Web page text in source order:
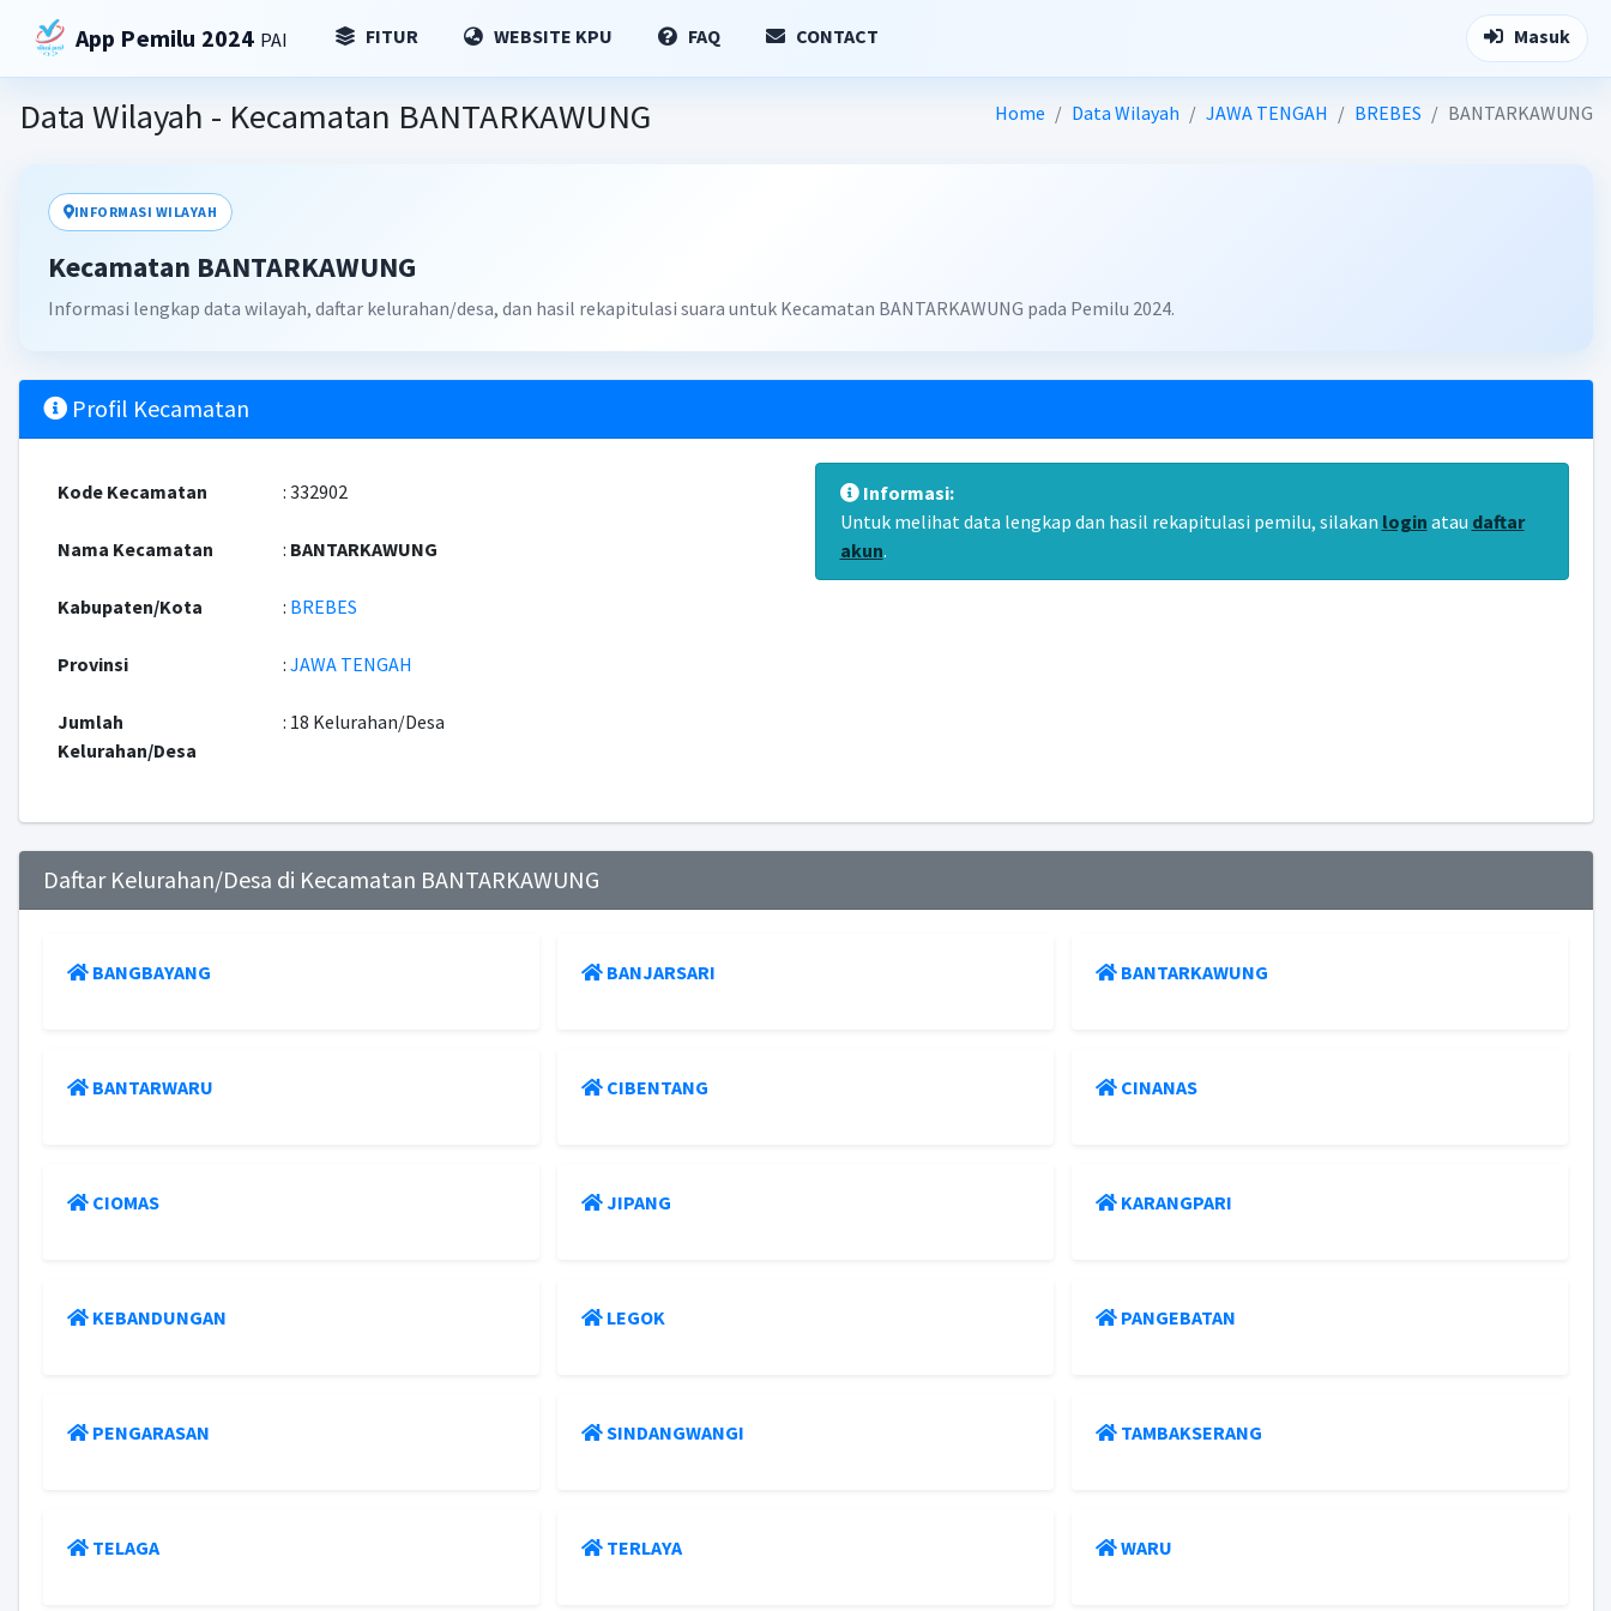
App Pemilu 2024 PAI FITUR WEBSITE KPU FAQ CONTACT Masuk
Data Wilayah - Kecamatan BANTARKAWUNG Home Data Wilayah JAWA TENGAH BREBES BANTARKAWUNG
INFORMASI WILAYAH
Kecamatan BANTARKAWUNG
Informasi lengkap data wilayah, daftar kelurahan/desa, dan hasil rekapitulasi suara untuk Kecamatan BANTARKAWUNG pada Pemilu 2024.
Profil Kecamatan
Kode Kecamatan : 332902
Nama Kecamatan : BANTARKAWUNG
Kabupaten/Kota : BREBES
Provinsi : JAWA TENGAH
Jumlah
Kelurahan/Desa
: 18 Kelurahan/Desa
Informasi:
Untuk melihat data lengkap dan hasil rekapitulasi pemilu, silakan login atau daftar
akun.
Daftar Kelurahan/Desa di Kecamatan BANTARKAWUNG
BANGBAYANG BANJARSARI BANTARKAWUNG
BANTARWARU CIBENTANG CINANAS
CIOMAS JIPANG KARANGPARI
KEBANDUNGAN LEGOK PANGEBATAN
PENGARASAN SINDANGWANGI TAMBAKSERANG
TELAGA TERLAYA WARU